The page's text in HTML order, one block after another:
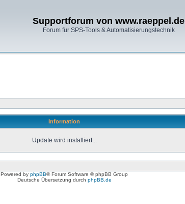
Supportforum von www.raeppel.de
Forum für SPS-Tools & Automatisierungstechnik
Information
Update wird installiert...
Powered by phpBB® Forum Software © phpBB Group
Deutsche Übersetzung durch phpBB.de